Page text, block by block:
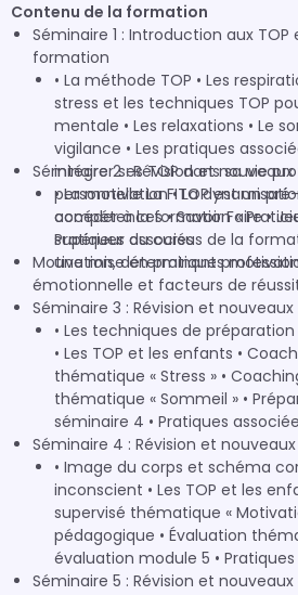
Contenu de la formation
Séminaire 1 : Introduction aux
formation
• La méthode TOP • Les
stress et les techniques TOP
mentale • Les relaxations • Le
vigilance • Les pratiques
intégrer ses TOP dans sa vie
personnelle La FITOP est un pré-requis obligatoire pour
accéder à la formation «
supérieur du cursus de la
une mise en pratique
Séminaire 2 : Révision et
• La motivation • La
compétences • Savoir Faire •
Pratiques associés
Motivation, déterminants
émotionnelle et facteurs de
Séminaire 3 : Révision et
• Les techniques de
• Les TOP et les enfants •
thématique « Stress » •
thématique « Sommeil » •
séminaire 4 • Pratiques
Séminaire 4 : Révision et
• Image du corps et schéma
inconscient • Les TOP et les
supervisé thématique «
pédagogique • Évaluation
évaluation module 5 •
Séminaire 5 : Révision et